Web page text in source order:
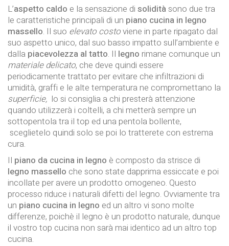
L’aspetto caldo e la sensazione di soliditàsono due tra
le caratteristiche principali di un piano cucina in legno
massello. Il suo elevato costoviene in parte ripagato dal
suo aspetto unico, dal suo basso impatto sull’ambiente e
dalla piacevolezza al tatto. Il legno rimane comunque un
materiale delicato, che deve quindi essere
periodicamente trattato per evitare che infiltrazioni di
umidità, graffi e le alte temperatura ne compromettano la
superficie, lo si consiglia a chi presterà attenzione
quando utilizzerà i coltelli, a chi metterà sempre un
sottopentola tra il top ed una pentola bollente,
sceglietelo quindi solo se poi lo tratterete con estrema
cura.
Il piano da cucina in legno è composto da strisce di
legno massello che sono state dapprima essiccate e poi
incollate per avere un prodotto omogeneo. Questo
processo riduce i naturali difetti del legno. Ovviamente tra
un piano cucina in legno ed un altro vi sono molte
differenze, poichè il legno è un prodotto naturale, dunque
il vostro top cucina non sarà mai identico ad un altro top
cucina.